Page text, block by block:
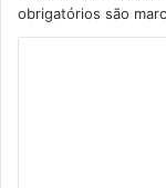
obrigatórios são